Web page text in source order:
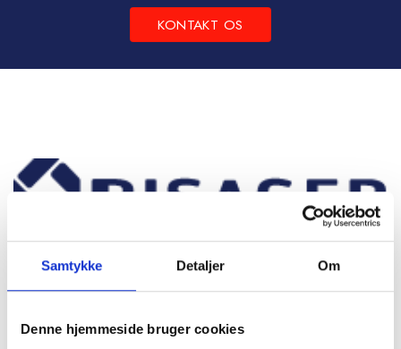
Samtykke Detaljer Om
Denne hjemmeside bruger cookies
KONTAKT OS
Frichsvej 59, DK-8464 Galten
CVR nr. 17075446